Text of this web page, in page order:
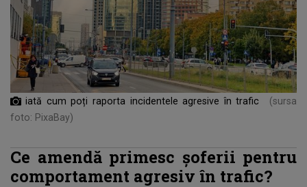
iată cum poți raporta incidentele agresive în trafic
(sursa
foto: PixaBay)
Ce amendă primesc șoferii pentru
comportament agresiv în trafic?